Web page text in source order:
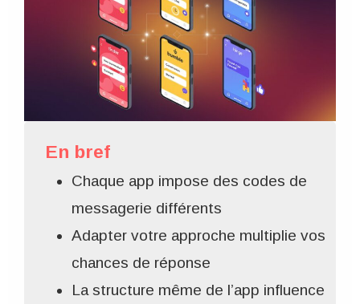
En bref
Chaque app impose des codes de
messagerie différents
Adapter votre approche multiplie vos
chances de réponse
La structure même de l’app influence